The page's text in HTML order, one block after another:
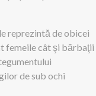
reprezintă de obicei
femeile cât şi bărbaţii
de sub ochi